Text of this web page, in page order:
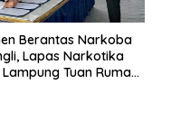
Berantas Narkoba
Lapas Narkotika
Tuan Rumah